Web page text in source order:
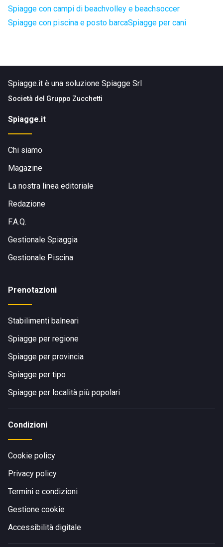
Spiagge con campi di beachvolley e beachsoccer
Spiagge con piscina e posto barcaSpiagge per cani
Spiagge.it è una soluzione Spiagge Srl
Società del Gruppo Zucchetti
Spiagge.it
Chi siamo
Magazine
La nostra linea editoriale
Redazione
F.A.Q.
Gestionale Spiaggia
Gestionale Piscina
Prenotazioni
Stabilimenti balneari
Spiagge per regione
Spiagge per provincia
Spiagge per tipo
Spiagge per località più popolari
Condizioni
Cookie policy
Privacy policy
Termini e condizioni
Gestione cookie
Accessibilità digitale